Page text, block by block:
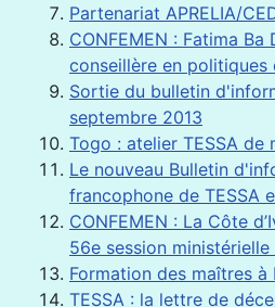
Partenariat APRELIA/
CONFEMEN : Fatima Ba
conseillère en politiques
Sortie du bulletin
septembre 2013
Togo : atelier TESSA de
Le nouveau Bulletin
francophone de TESSA
CONFEMEN : La Côte
56e session ministérielle
Formation des maîtres à
TESSA : la lettre de